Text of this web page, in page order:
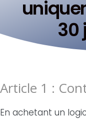
30
Article 1 :
En achetant un